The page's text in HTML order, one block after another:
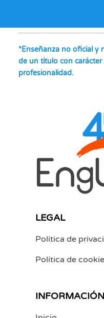
*Enseñanza no oficial y
de un título con
profesionalidad.
LEGAL
Política de
Política de
INFORMACIÓN